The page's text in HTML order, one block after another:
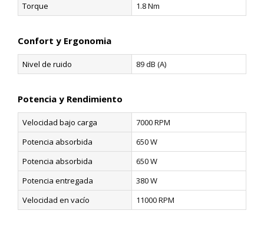
Torque 1.8 Nm
Confort y Ergonomia
Nivel de ruido 89 dB (A)
Potencia y Rendimiento
Velocidad bajo carga
7000 RPM
Potencia absorbida
650 W
Potencia absorbida
650 W
Potencia entregada
380 W
Velocidad en vacío
11000 RPM